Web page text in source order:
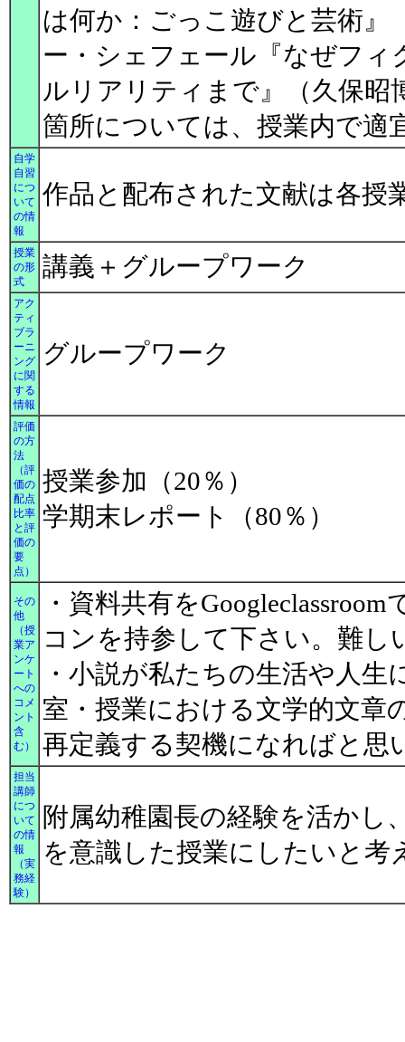
は何か：ごっこ遊びと芸術』
ー・シェフェール『なぜフ
ルリアリティまで』（久保
箇所については、授業内で適
自学
自習
につ
いて
の情
報
作品と配布された文献は各
授業
の形
式
講義＋グループワーク
アク
ティ
ブラ
ーニ
ング
に関
する
情報
グループワーク
評価
の方
法
（評
価の
配点
比率
と評
価の
要
点）
授業参加（20％）
学期末レポート（80％）
その
他
（授
業ア
ンケ
ート
への
コメ
ント
含
む）
・資料共有を
コンを持参して下さい。難
・小説が私たちの生活や人
室・授業における文学的文章
再定義する契機になればと思
担当
講師
につ
いて
の情
報
（実
務経
験）
附属幼稚園長の経験を活かし
を意識した授業にしたいと